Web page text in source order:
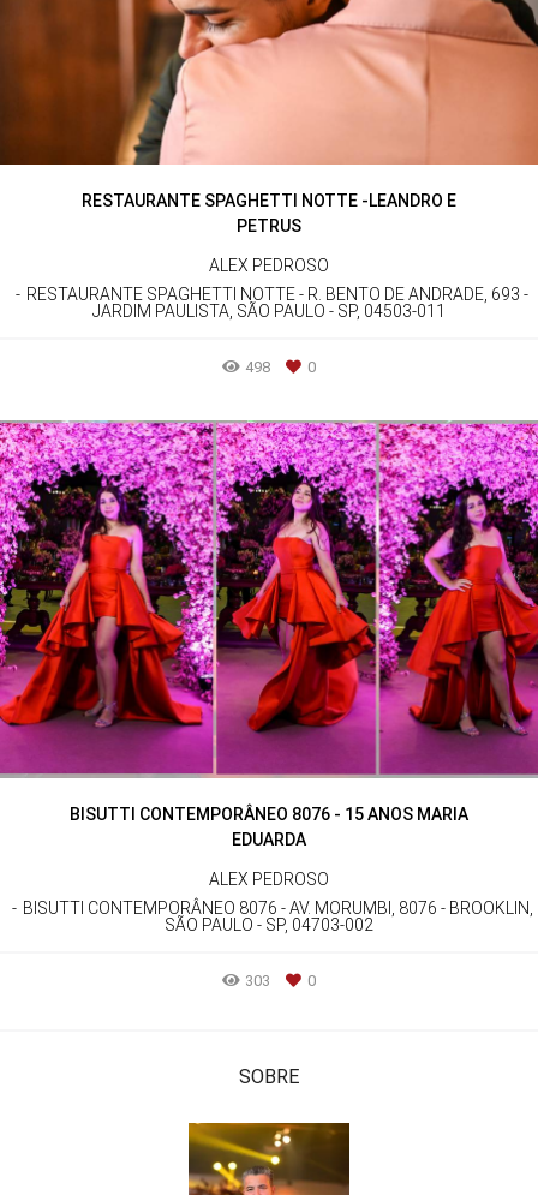
RESTAURANTE SPAGHETTI NOTTE -LEANDRO E
PETRUS
ALEX PEDROSO
RESTAURANTE SPAGHETTI NOTTE - R. BENTO DE ANDRADE, 693 -
JARDIM PAULISTA, SÃO PAULO - SP, 04503-011
498 0
BISUTTI CONTEMPORÂNEO 8076 - 15 ANOS MARIA
EDUARDA
ALEX PEDROSO
BISUTTI CONTEMPORÂNEO 8076 - AV. MORUMBI, 8076 - BROOKLIN,
SÃO PAULO - SP, 04703-002
303 0
SOBRE